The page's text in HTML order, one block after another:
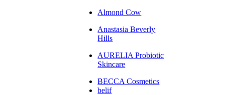
Almond Cow
Anastasia Beverly
Hills
AURELIA Probiotic
Skincare
BECCA Cosmetics
belif